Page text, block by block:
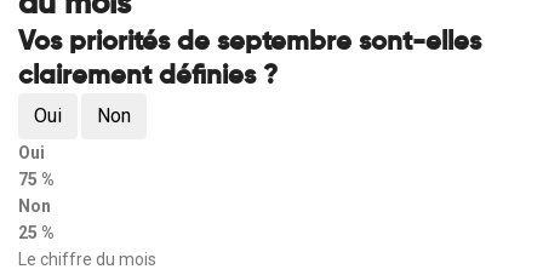
Vos priorités de septembre sont-elles
clairement définies ?
Oui Non
Oui
75 %
Non
25 %
Le chiffre du mois